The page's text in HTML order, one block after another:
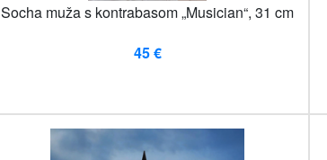
Socha muža s kontrabasom „Musician“, 31 cm
45 €